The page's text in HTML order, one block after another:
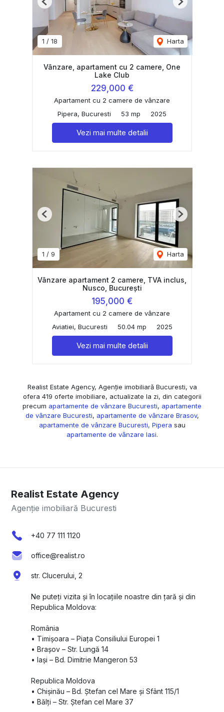
1 / 18 Harta
Previous Next
Vânzare, apartament cu 2 camere, One
Lake Club
229,000 €
Apartament cu 2 camere de vânzare
Pipera, Bucuresti
53 mp 2025
Vezi mai multe detalii
1 / 9 Harta
Previous Next
Vânzare apartament 2 camere, TVA inclus,
Nusco, București
195,000 €
Apartament cu 2 camere de vânzare
Aviatiei, Bucuresti
50.04 mp 2025
Vezi mai multe detalii
Realist Estate Agency, Agenție imobiliară Bucuresti, va
ofera 419 oferte imobiliare, actualizate la zi, din categorii
precum apartamente de vânzare Bucuresti, apartamente
de vânzare Bucuresti, apartamente de vânzare Brasov,
apartamente de vânzare Bucuresti, Pipera sau
apartamente de vânzare Iasi.
Realist Estate Agency
Agenție imobiliară Bucuresti
+40 77 111 1120
office@realist.ro
str. Clucerului, 2
Ne puteți vizita și în locațiile noastre din țară și din
Republica Moldova:
România
•⁠ ⁠Timișoara – Piața Consiliului Europei 1
•⁠ ⁠Brașov – Str. Lungă 14
•⁠ ⁠Iași – Bd. Dimitrie Mangeron 53
Republica Moldova
•⁠ ⁠Chișinău – Bd. Ștefan cel Mare și Sfânt 115/1
•⁠ ⁠Bălți – Str. Ștefan cel Mare 37